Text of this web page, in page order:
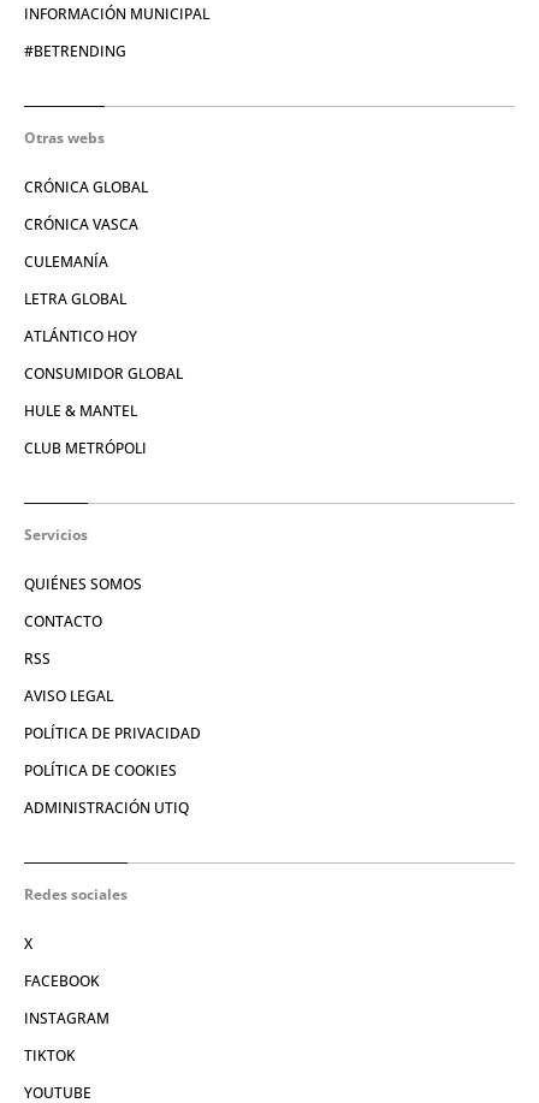
INFORMACIÓN MUNICIPAL
#BETRENDING
Otras webs
CRÓNICA GLOBAL
CRÓNICA VASCA
CULEMANÍA
LETRA GLOBAL
ATLÁNTICO HOY
CONSUMIDOR GLOBAL
HULE & MANTEL
CLUB METRÓPOLI
Servicios
QUIÉNES SOMOS
CONTACTO
RSS
AVISO LEGAL
POLÍTICA DE PRIVACIDAD
POLÍTICA DE COOKIES
ADMINISTRACIÓN UTIQ
Redes sociales
X
FACEBOOK
INSTAGRAM
TIKTOK
YOUTUBE